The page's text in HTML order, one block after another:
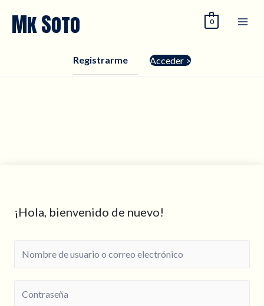
Mk Soto 0
Registrarme Acceder >
¡Hola, bienvenido de nuevo!